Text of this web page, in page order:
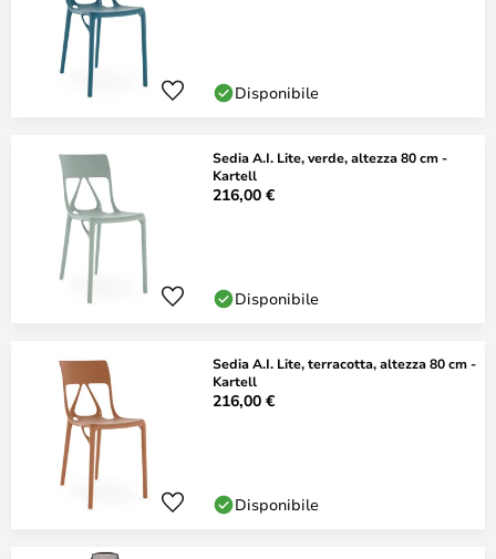
Disponibile
Sedia A.I. Lite, verde, altezza 80 cm -
Kartell
216,00 €
Disponibile
Sedia A.I. Lite, terracotta, altezza 80 cm -
Kartell
216,00 €
Disponibile